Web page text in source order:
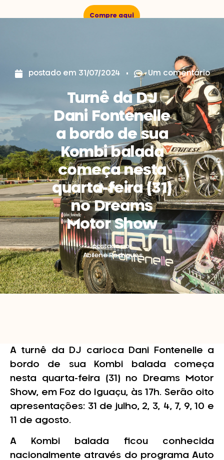
Compre aqui
postado em 31/07/2024 Um comentário
Turnê da DJ
Dani Fontenelle
a bordo de sua
Kombi balada
começa nesta
quarta-feira (31)
no Dreams
Motor Show
postado por
Abilene Rodrigues
A turnê da DJ carioca Dani Fontenelle a
bordo de sua Kombi balada começa
nesta quarta-feira (31) no Dreams Motor
Show, em Foz do Iguaçu, às 17h. Serão oito
apresentações: 31 de julho, 2, 3, 4, 7, 9, 10 e
11 de agosto.
A Kombi balada ficou conhecida
nacionalmente através do programa Auto